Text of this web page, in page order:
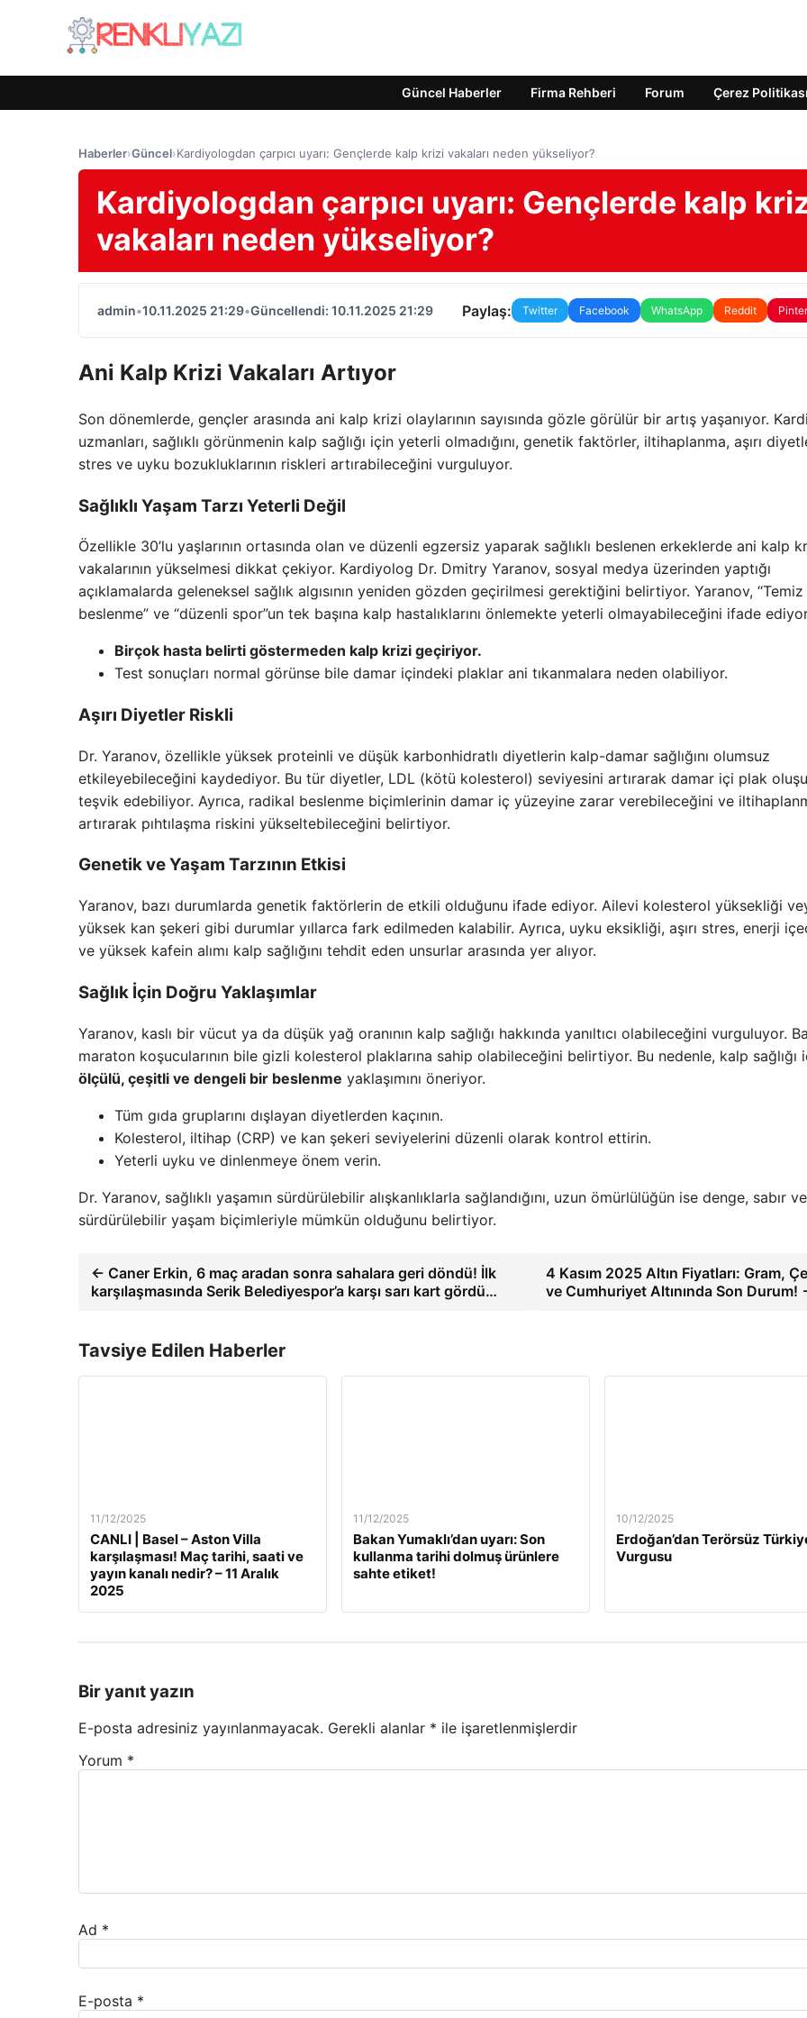
Güncel Haberler Firma Rehberi Forum Çerez Politikası
Haberler›Güncel›Kardiyologdan çarpıcı uyarı: Gençlerde kalp krizi vakaları neden yükseliyor?
Kardiyologdan çarpıcı uyarı: Gençlerde kalp
vakaları neden yükseliyor?
admin•10.11.2025 21:29•Güncellendi: 10.11.2025 21:29 Paylaş: Twitter Facebook WhatsApp Reddit
Ani Kalp Krizi Vakaları Artıyor
Son dönemlerde, gençler arasında ani kalp krizi olaylarının sayısında gözle görülür bir artış yaşanıyor.
uzmanları, sağlıklı görünmenin kalp sağlığı için yeterli olmadığını, genetik faktörler, iltihaplanma, aşırı
stres ve uyku bozukluklarının riskleri artırabileceğini vurguluyor.
Sağlıklı Yaşam Tarzı Yeterli Değil
Özellikle 30’lu yaşlarının ortasında olan ve düzenli egzersiz yaparak sağlıklı beslenen erkeklerde ani kalp
vakalarının yükselmesi dikkat çekiyor. Kardiyolog Dr. Dmitry Yaranov, sosyal medya üzerinden yaptığı
açıklamalarda geleneksel sağlık algısının yeniden gözden geçirilmesi gerektiğini belirtiyor. Yaranov, “Temiz
beslenme” ve “düzenli spor”un tek başına kalp hastalıklarını önlemekte yeterli olmayabileceğini ifade
Birçok hasta belirti göstermeden kalp krizi geçiriyor.
Test sonuçları normal görünse bile damar içindeki plaklar ani tıkanmalara neden olabiliyor.
Aşırı Diyetler Riskli
Dr. Yaranov, özellikle yüksek proteinli ve düşük karbonhidratlı diyetlerin kalp-damar sağlığını olumsuz
etkileyebileceğini kaydediyor. Bu tür diyetler, LDL (kötü kolesterol) seviyesini artırarak damar içi plak
teşvik edebiliyor. Ayrıca, radikal beslenme biçimlerinin damar iç yüzeyine zarar verebileceğini ve
artırarak pıhtılaşma riskini yükseltebileceğini belirtiyor.
Genetik ve Yaşam Tarzının Etkisi
Yaranov, bazı durumlarda genetik faktörlerin de etkili olduğunu ifade ediyor. Ailevi kolesterol yüksekliği
yüksek kan şekeri gibi durumlar yıllarca fark edilmeden kalabilir. Ayrıca, uyku eksikliği, aşırı stres, enerji
ve yüksek kafein alımı kalp sağlığını tehdit eden unsurlar arasında yer alıyor.
Sağlık İçin Doğru Yaklaşımlar
Yaranov, kaslı bir vücut ya da düşük yağ oranının kalp sağlığı hakkında yanıltıcı olabileceğini vurguluyor.
maraton koşucularının bile gizli kolesterol plaklarına sahip olabileceğini belirtiyor. Bu nedenle, kalp sağlığı
ölçülü, çeşitli ve dengeli bir beslenme yaklaşımını öneriyor.
Tüm gıda gruplarını dışlayan diyetlerden kaçının.
Kolesterol, iltihap (CRP) ve kan şekeri seviyelerini düzenli olarak kontrol ettirin.
Yeterli uyku ve dinlenmeye önem verin.
Dr. Yaranov, sağlıklı yaşamın sürdürülebilir alışkanlıklarla sağlandığını, uzun ömürlülüğün ise denge, sabır ve
sürdürülebilir yaşam biçimleriyle mümkün olduğunu belirtiyor.
← Caner Erkin, 6 maç aradan sonra sahalara geri döndü! İlk
karşılaşmasında Serik Belediyespor’a karşı sarı kart gördü…
4 Kasım 2025 Altın Fiyatları: Gram,
ve Cumhuriyet Altınında Son Durum!
Tavsiye Edilen Haberler
11/12/2025
CANLI | Basel – Aston Villa
karşılaşması! Maç tarihi, saati ve
yayın kanalı nedir? – 11 Aralık
2025
11/12/2025
Bakan Yumaklı’dan uyarı: Son
kullanma tarihi dolmuş ürünlere
sahte etiket!
10/12/2025
Erdoğan’dan Terörsüz
Vurgusu
Bir yanıt yazın
E-posta adresiniz yayınlanmayacak. Gerekli alanlar * ile işaretlenmişlerdir
Yorum *
Ad *
E-posta *